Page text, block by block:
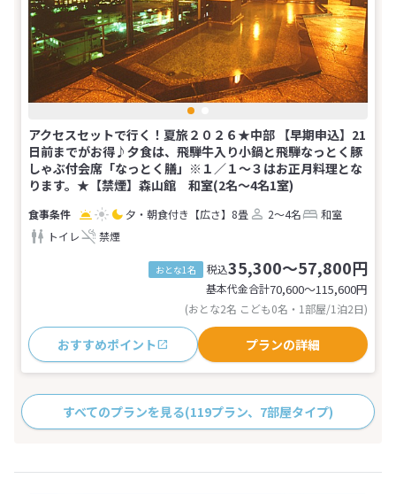
アクセスセットで行く！夏旅２０２６★中部 【早期申込】21
日前までがお得♪夕食は、飛騨牛入り小鍋と飛騨なっとく豚
しゃぶ付会席「なっとく膳」※１／１～３はお正月料理とな
ります。★【禁煙】森山館 和室(2名～4名1室)
夕・朝食付き 【広さ】8畳 2～4名
和室
トイレ
禁煙
おとな1名 税込35,300～57,800円
基本代金合計70,600〜115,600円
(おとな2名 こども0名・1部屋/1泊2日)
おすすめポイント プランの詳細
すべてのプランを見る(119プラン、7部屋タイプ)